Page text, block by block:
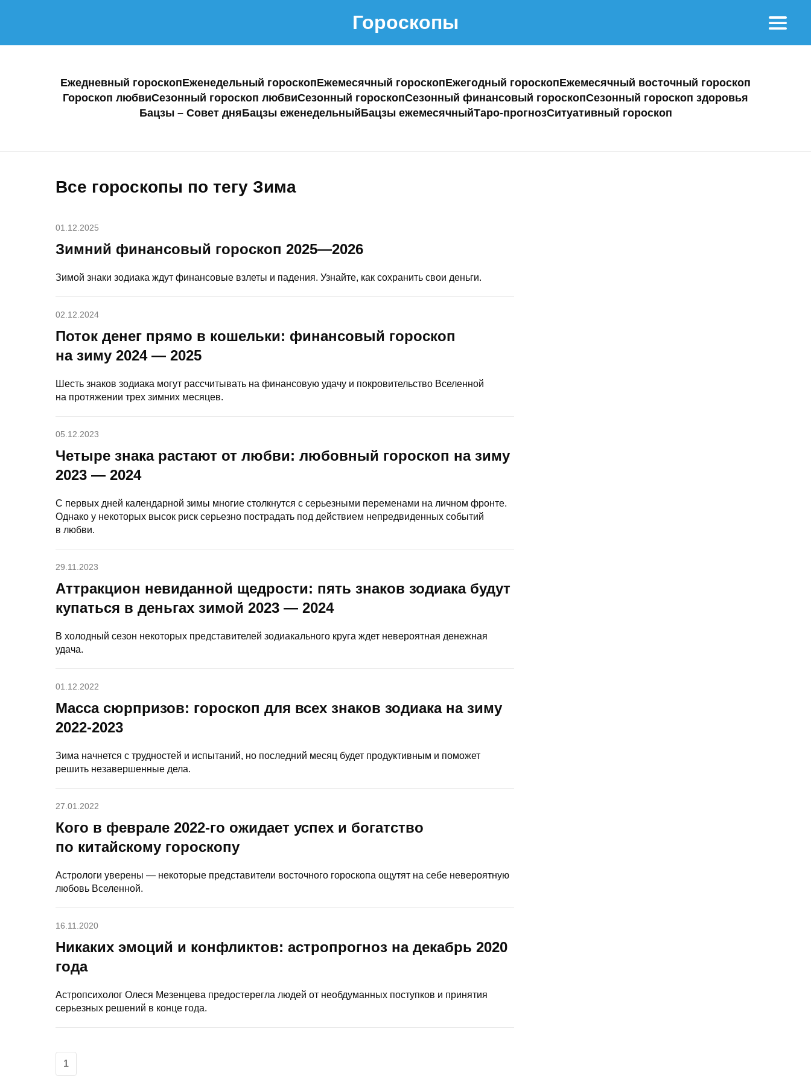
Гороскопы
Ежедневный гороскопЕженедельный гороскопЕжемесячный гороскопЕжегодный гороскопЕжемесячный восточный гороскоп
Гороскоп любвиСезонный гороскоп любвиСезонный гороскопСезонный финансовый гороскопСезонный гороскоп здоровья
Бацзы – Совет дняБацзы еженедельныйБацзы ежемесячныйТаро-прогнозСитуативный гороскоп
Все гороскопы по тегу Зима
01.12.2025
Зимний финансовый гороскоп 2025—2026
Зимой знаки зодиака ждут финансовые взлеты и падения. Узнайте, как сохранить свои деньги.
02.12.2024
Поток денег прямо в кошельки: финансовый гороскоп
на зиму 2024 — 2025
Шесть знаков зодиака могут рассчитывать на финансовую удачу и покровительство Вселенной
на протяжении трех зимних месяцев.
05.12.2023
Четыре знака растают от любви: любовный гороскоп на зиму
2023 — 2024
С первых дней календарной зимы многие столкнутся с серьезными переменами на личном фронте.
Однако у некоторых высок риск серьезно пострадать под действием непредвиденных событий
в любви.
29.11.2023
Аттракцион невиданной щедрости: пять знаков зодиака будут
купаться в деньгах зимой 2023 — 2024
В холодный сезон некоторых представителей зодиакального круга ждет невероятная денежная
удача.
01.12.2022
Масса сюрпризов: гороскоп для всех знаков зодиака на зиму
2022-2023
Зима начнется с трудностей и испытаний, но последний месяц будет продуктивным и поможет
решить незавершенные дела.
27.01.2022
Кого в феврале 2022-го ожидает успех и богатство
по китайскому гороскопу
Астрологи уверены — некоторые представители восточного гороскопа ощутят на себе невероятную
любовь Вселенной.
16.11.2020
Никаких эмоций и конфликтов: астропрогноз на декабрь 2020
года
Астропсихолог Олеся Мезенцева предостерегла людей от необдуманных поступков и принятия
серьезных решений в конце года.
1